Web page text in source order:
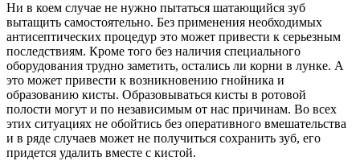
Ни в коем случае не нужно пытаться шатающийся зуб
вытащить самостоятельно. Без применения необходимых
антисептических процедур это может привести к серьезным
последствиям. Кроме того без наличия специального
оборудования трудно заметить, остались ли корни в лунке. А
это может привести к возникновению гнойника и
образованию кисты. Образовываться кисты в ротовой
полости могут и по независимым от нас причинам. Во всех
этих ситуациях не обойтись без оперативного вмешательства
и в ряде случаев может не получиться сохранить зуб, его
придется удалить вместе с кистой.